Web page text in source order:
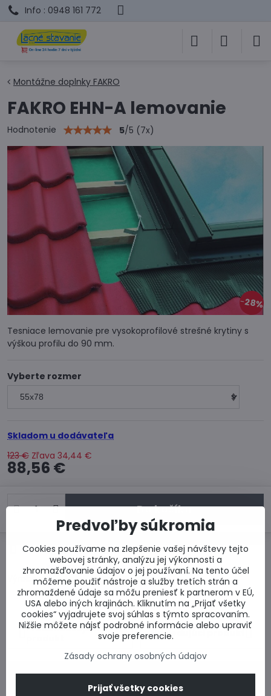
Info : 0948 161 772
28%
Montážne doplnky FAKRO
FAKRO EHN-A lemovanie
Hodnotenie 5/5 (7x)
Tesniace lemovanie pre vysokoprofilové strešné krytiny s
výškou profilu do 90 mm.
Vyberte rozmer
Skladom u dodávateľa
123 € Zľava 34,44 €
88,56 €
Do košíka
Otázka k produktu Doručenia
Výrobca:
Predchádzajúci
Nasledujúci produkt
0917 969 003
Technické poradenstvo
Predvoľby súkromia
Cookies používame na zlepšenie vašej návštevy tejto
webovej stránky, analýzu jej výkonnosti a
zhromažďovanie údajov o jej používaní. Na tento účel
môžeme použiť nástroje a služby tretích strán a
zhromaždené údaje sa môžu preniesť k partnerom v EÚ,
USA alebo iných krajinách. Kliknutím na „Prijať všetky
cookies“ vyjadrujete svoj súhlas s týmto spracovaním.
Nižšie môžete nájsť podrobné informácie alebo upraviť
svoje preferencie.
Zásady ochrany osobných údajov
Prijať všetky cookies